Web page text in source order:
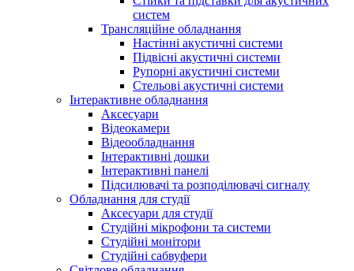
систем
Трансляційне обладнання
Настінні акустичні системи
Підвісні акустичні системи
Рупорні акустичні системи
Стельові акустичні системи
Інтерактивне обладнання
Аксесуари
Відеокамери
Відеообладнання
Інтерактивні дошки
Інтерактивні панелі
Підсилювачі та розподілювачі сигналу
Обладнання для студії
Аксесуари для студії
Студійні мікрофони та системи
Студійні монітори
Студійні сабвуфери